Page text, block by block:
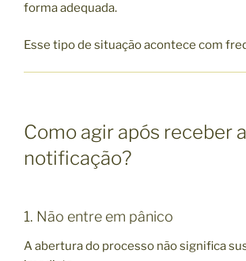
forma adequada.
Esse tipo de situação acontece com
Como agir após receber a
notificação?
1. Não entre em pânico
A abertura do processo não significa